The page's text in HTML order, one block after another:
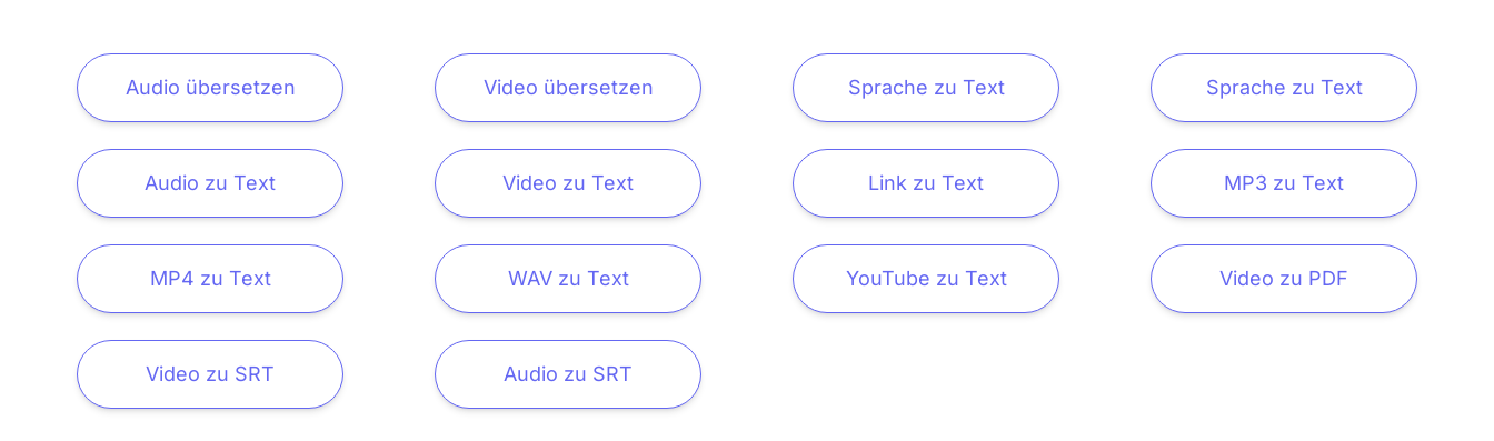
Audio übersetzen Video übersetzen Sprache zu Text Sprache zu Text
Audio zu Text Video zu Text Link zu Text MP3 zu Text
MP4 zu Text WAV zu Text YouTube zu Text Video zu PDF
Video zu SRT Audio zu SRT